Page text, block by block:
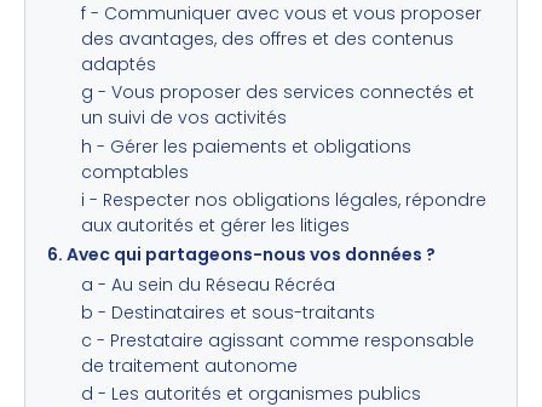
f - Communiquer avec vous et vous proposer
des avantages, des offres et des contenus
adaptés
g - Vous proposer des services connectés et
un suivi de vos activités
h - Gérer les paiements et obligations
comptables
i - Respecter nos obligations légales, répondre
aux autorités et gérer les litiges
6. Avec qui partageons-nous vos données ?
a - Au sein du Réseau Récréa
b - Destinataires et sous-traitants
c - Prestataire agissant comme responsable
de traitement autonome
d - Les autorités et organismes publics